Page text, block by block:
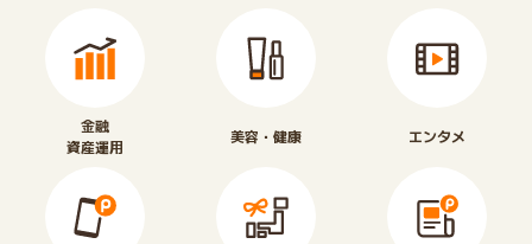
金融
資産運用
美容・健康 エンタメ